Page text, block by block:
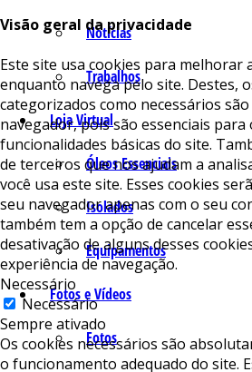
Notícias
Trabalhos
Loja Virtual
Óleos Essenciais
Isolados
Equipamentos
Fotos e Vídeos
Fotos
Visão geral da privacidade
Este site usa cookies para melhorar
enquanto navega pelo site. Destes,
categorizados como necessários
navegador, pois são essenciais
funcionalidades básicas do site.
de terceiros que nos ajudam a
você usa este site. Esses cookies
seu navegador apenas com o seu
também tem a opção de cancelar
desativação de alguns desses
experiência de navegação.
Necessário
Necessário
Sempre ativado
Os cookies necessários são
o funcionamento adequado do site.